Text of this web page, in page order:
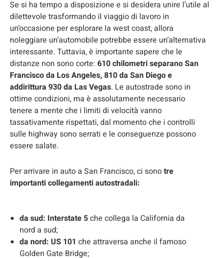
Se si ha tempo a disposizione e si desidera unire l’utile al
dilettevole trasformando il viaggio di lavoro in
un’occasione per esplorare la west coast, allora
noleggiare un’automobile potrebbe essere un’alternativa
interessante. Tuttavia, è importante sapere che le
distanze non sono corte: 610 chilometri separano San
Francisco da Los Angeles, 810 da San Diego e
addirittura 930 da Las Vegas. Le autostrade sono in
ottime condizioni, ma è assolutamente necessario
tenere a mente che i limiti di velocità vanno
tassativamente rispettati, dal momento che i controlli
sulle highway sono serrati e le conseguenze possono
essere salate.
Per arrivare in auto a San Francisco, ci sonotre
importanti collegamenti autostradali:
da sud: Interstate 5che collega la California da
nord a sud;
da nord: US 101 che attraversa anche il famoso
Golden Gate Bridge;